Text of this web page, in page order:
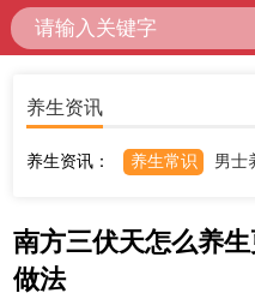
养生资讯
养生资讯： 养生常识 男士
南方三伏天怎么养
做法